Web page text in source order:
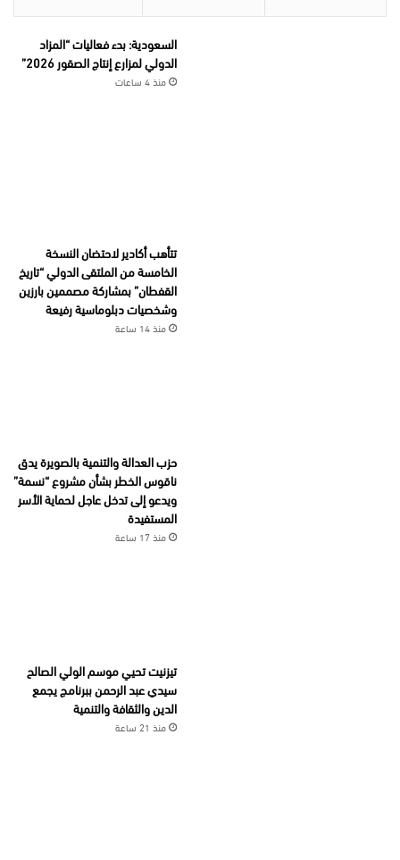
السعودية: بدء فعاليات “المزاد
الدولي لمزارع إنتاج الصقور 2026”
منذ 4 ساعات
تتأهب أكادير لاحتضان النسخة
الخامسة من الملتقى الدولي “تاريخ
القفطان” بمشاركة مصممين بارزين
وشخصيات دبلوماسية رفيعة
منذ 14 ساعة
حزب العدالة والتنمية بالصويرة يدق
ناقوس الخطر بشأن مشروع “نسمة”
ويدعو إلى تدخل عاجل لحماية الأسر
المستفيدة
منذ 17 ساعة
تيزنيت تحيي موسم الولي الصالح
سيدي عبد الرحمن ببرنامج يجمع
الدين والثقافة والتنمية
منذ 21 ساعة